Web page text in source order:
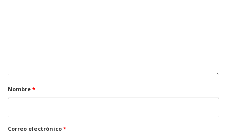
Nombre *
Correo electrónico *